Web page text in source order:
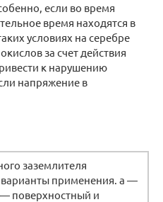
если во время
время находятся в
условиях на серебре
за счет действия
к нарушению
напряжение в
заземлителя
варианты применения. а —
поверхностный и